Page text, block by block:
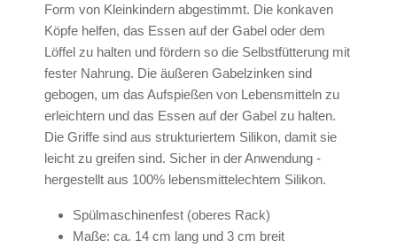
Form von Kleinkindern abgestimmt. Die konkaven
Köpfe helfen, das Essen auf der Gabel oder dem
Löffel zu halten und fördern so die Selbstfütterung mit
fester Nahrung. Die äußeren Gabelzinken sind
gebogen, um das Aufspießen von Lebensmitteln zu
erleichtern und das Essen auf der Gabel zu halten.
Die Griffe sind aus strukturiertem Silikon, damit sie
leicht zu greifen sind. Sicher in der Anwendung -
hergestellt aus 100% lebensmittelechtem Silikon.
Spülmaschinenfest (oberes Rack)
Maße: ca. 14 cm lang und 3 cm breit